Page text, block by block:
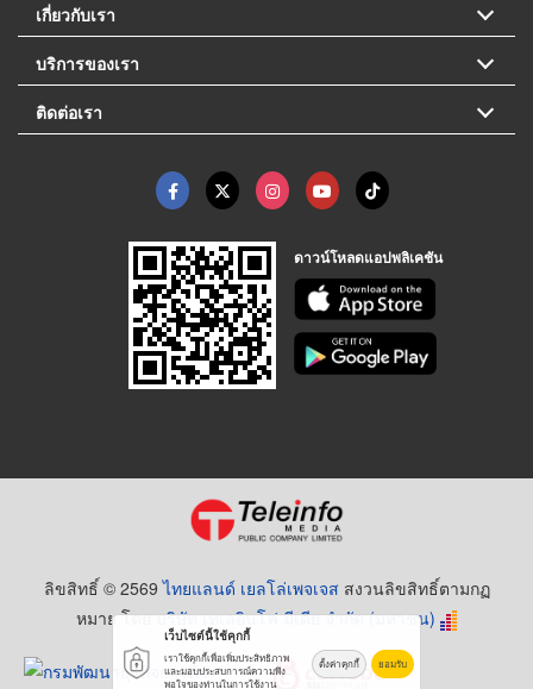
เกี่ยวกับเรา
บริการของเรา
ติดต่อเรา
ดาวน์โหลดแอปพลิเคชัน
ลิขสิทธิ์ © 2569ไทยแลนด์ เยลโล่เพจเจส สงวนลิขสิทธิ์ตามกฏ
หมาย โดยบริษัท เทเลอินโฟ มีเดีย จำกัด (มหาชน)
เว็บไซต์นี้ใช้คุกกี้
เราใช้คุกกี้เพื่อเพิ่มประสิทธิภาพ
และมอบประสบการณ์ความพึง
พอใจของท่านในการใช้งาน
ตั้งค่าคุกกี้ ยอมรับ